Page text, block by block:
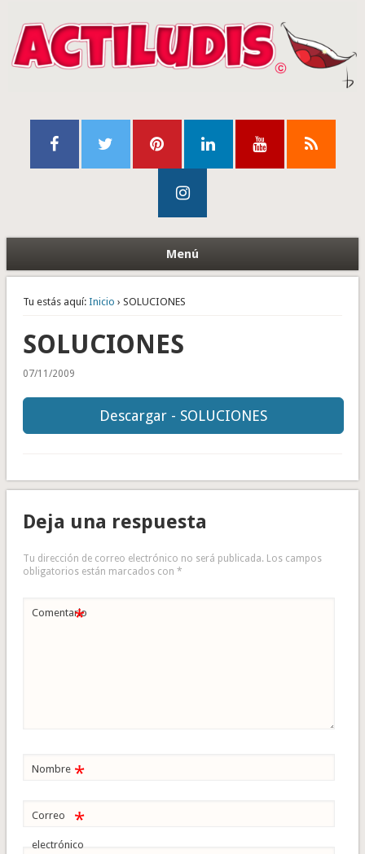
Menú
Tu estás aquí: Inicio › SOLUCIONES
SOLUCIONES
07/11/2009
Descargar - SOLUCIONES
Deja una respuesta
Tu dirección de correo electrónico no será publicada. Los campos
obligatorios están marcados con *
Comentario
*
Nombre *
Correo
electrónico
*